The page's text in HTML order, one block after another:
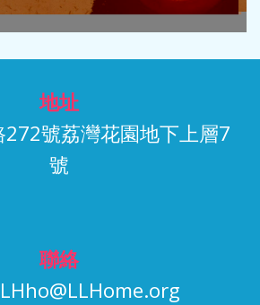
地址
號荔灣花園地下上層7
號
聯絡